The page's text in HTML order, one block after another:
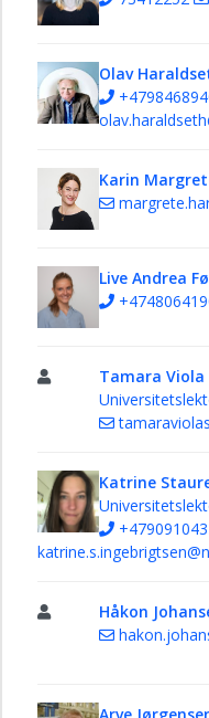
Olav
Karin
Live Andrea
Tamara
Katrine
Håkon